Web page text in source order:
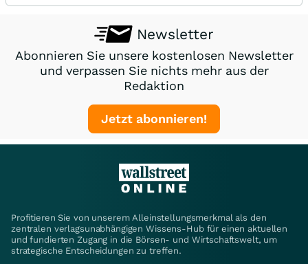
Newsletter
Abonnieren Sie unsere kostenlosen Newsletter
und verpassen Sie nichts mehr aus der
Redaktion
Jetzt abonnieren!
Profitieren Sie von unserem Alleinstellungsmerkmal als den
zentralen verlagsunabhängigen Wissens-Hub für einen aktuellen
und fundierten Zugang in die Börsen- und Wirtschaftswelt, um
strategische Entscheidungen zu treffen.